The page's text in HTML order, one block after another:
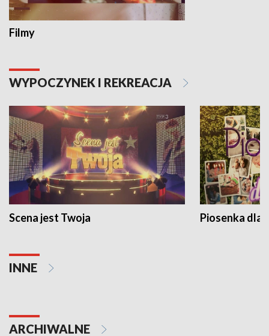
Filmy
WYPOCZYNEK I REKREACJA
Scena jest Twoja Piosenka dla
INNE
ARCHIWALNE